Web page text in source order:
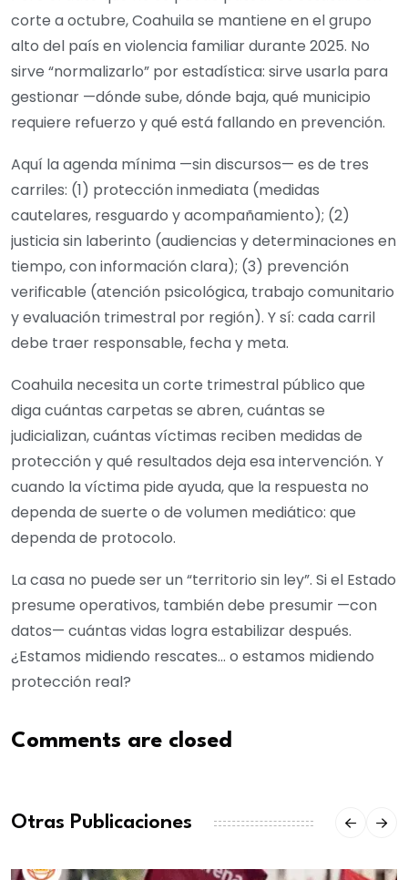
corte a octubre, Coahuila se mantiene en el grupo
alto del país en violencia familiar durante 2025. No
sirve “normalizarlo” por estadística: sirve usarla para
gestionar —dónde sube, dónde baja, qué municipio
requiere refuerzo y qué está fallando en prevención.
Aquí la agenda mínima —sin discursos— es de tres
carriles: (1) protección inmediata (medidas
cautelares, resguardo y acompañamiento); (2)
justicia sin laberinto (audiencias y determinaciones en
tiempo, con información clara); (3) prevención
verificable (atención psicológica, trabajo comunitario
y evaluación trimestral por región). Y sí: cada carril
debe traer responsable, fecha y meta.
Coahuila necesita un corte trimestral público que
diga cuántas carpetas se abren, cuántas se
judicializan, cuántas víctimas reciben medidas de
protección y qué resultados deja esa intervención. Y
cuando la víctima pide ayuda, que la respuesta no
dependa de suerte o de volumen mediático: que
dependa de protocolo.
La casa no puede ser un “territorio sin ley”. Si el Estado
presume operativos, también debe presumir —con
datos— cuántas vidas logra estabilizar después.
¿Estamos midiendo rescates… o estamos midiendo
protección real?
Comments are closed
Otras Publicaciones